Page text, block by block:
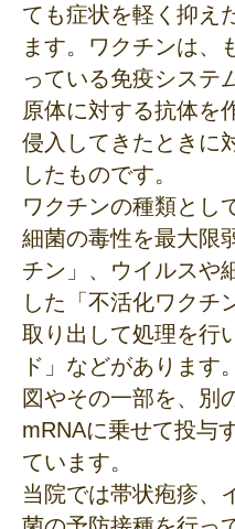
ても症状を軽く抑え
ます。ワクチンは、
っている免疫システ
原体に対する抗体を
侵入してきたときに
したものです。
ワクチンの種類とし
細菌の毒性を最大限
チン」、ウイルスや
した「不活化ワクチ
取り出して処理を行
ド」などがあります
図やその一部を、別
mRNAに乗せて投与
ています。
当院では帯状疱疹、